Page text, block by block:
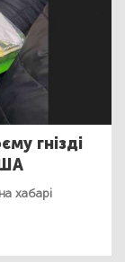
гнізді
хабарі